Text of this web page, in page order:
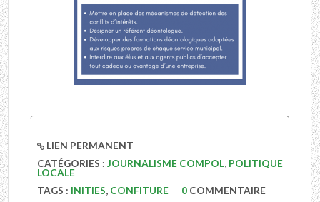
LIEN PERMANENT
CATÉGORIES : JOURNALISME COMPOL, POLITIQUE
LOCALE
TAGS : INITIES, CONFITURE 0 COMMENTAIRE